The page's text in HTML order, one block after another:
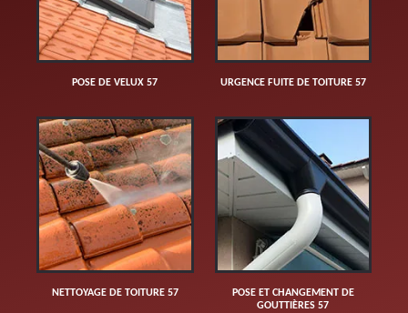
POSE DE VELUX 57 URGENCE FUITE DE TOITURE 57
NETTOYAGE DE TOITURE 57
POSE ET CHANGEMENT DE
GOUTTIÈRES 57